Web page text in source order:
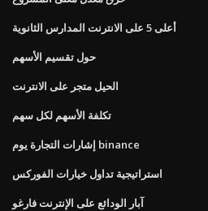
أعلى 5 على الانترنت المدارس الثانوية
حول تقسيم الأسهم
الحيل متجر على الانترنت
تكلفة الأسهم لكل سهم
إشارات التجارة يوم binance
استراتيجية تداول خيارات الفوركس
آبار الودائع على الإنترنت فارغو